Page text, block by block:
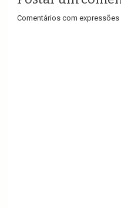
Comentários com